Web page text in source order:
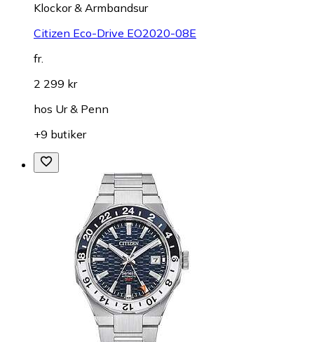
Klockor & Armbandsur
Citizen Eco-Drive EO2020-08E
fr.
2 299 kr
hos Ur & Penn
+9 butiker